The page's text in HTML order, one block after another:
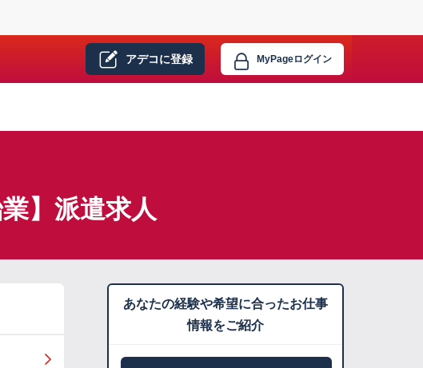
アデコに登録 MyPageログイン
】派遣求人
あなたの経験や希望に合ったお仕事
情報をご紹介